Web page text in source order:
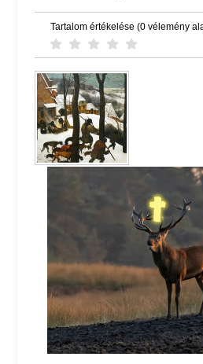
Tartalom értékelése (0 vélemény